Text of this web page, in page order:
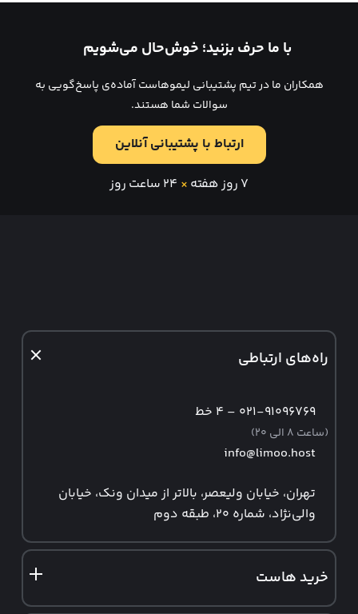
با ما حرف بزنید؛ خوش‌حال می‌شویم
همکاران ما در تیم پشتیبانی لیموهاست آماده‌ی پاسخ‌گویی به
سوالات شما هستند.
ارتباط با پشتیبانی آنلاین
۷ روز هفته
×
راه‌های ارتباطی
۰۲۱-۹۱۰۹۶۷۶۹ – ۴ خط
(ساعت ۸ الی ۲۰)
info@limoo.host
تهران، خیابان ولیعصر، بالاتر از میدان ونک، خیابان
والی‌نژاد، شماره ۲۰، طبقه دوم
خرید هاست